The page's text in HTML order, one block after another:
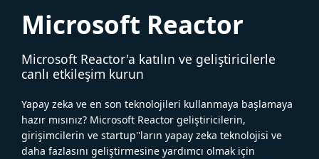
Microsoft Reactor
Microsoft Reactor'a katılın ve geliştiricilerle
canlı etkileşim kurun
Yapay zeka ve en son teknolojileri kullanmaya başlamaya
hazır mısınız? Microsoft Reactor geliştiricilerin,
girişimcilerin ve startup''ların yapay zeka teknolojisi ve
daha fazlasını geliştirmesine yardımcı olmak için